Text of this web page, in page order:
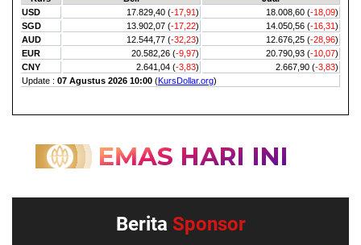
Berita Sponsor